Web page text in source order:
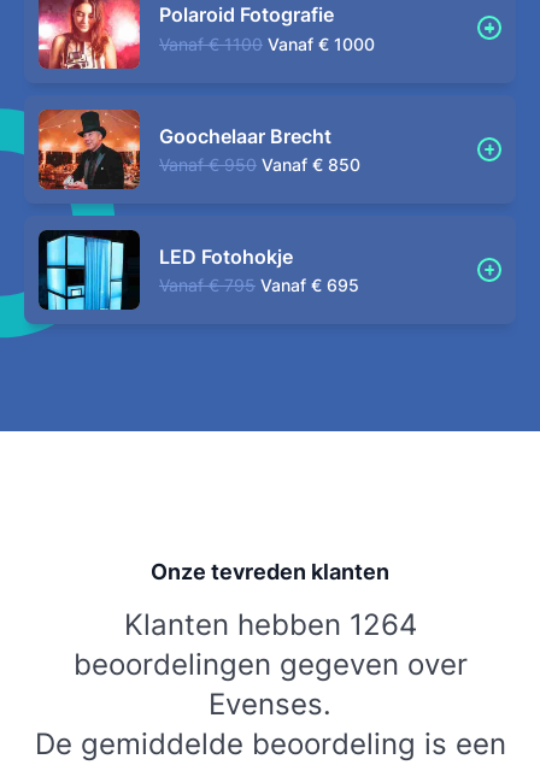
Polaroid Fotografie
Vanaf € 1100 Vanaf € 1000
Goochelaar Brecht
Vanaf € 950 Vanaf € 850
LED Fotohokje
Vanaf € 795 Vanaf € 695
Onze tevreden klanten
Klanten hebben 1264
beoordelingen gegeven over
Evenses.
De gemiddelde beoordeling is een